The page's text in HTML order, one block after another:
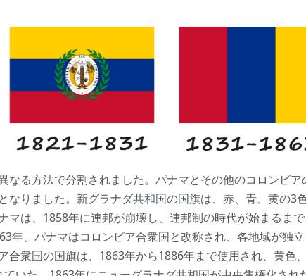
なる方法で分割されました。パナマとその他のコロンビア
なりました。新グラナダ共和国の国旗は、赤、青、黄の3
は、1858年に連邦が崩壊し、連邦制の時代が始まるまで
年、パナマはコロンビア合衆国と改称され、各地域が独立
合衆国の国旗は、1863年から1886年まで使用され、黄色